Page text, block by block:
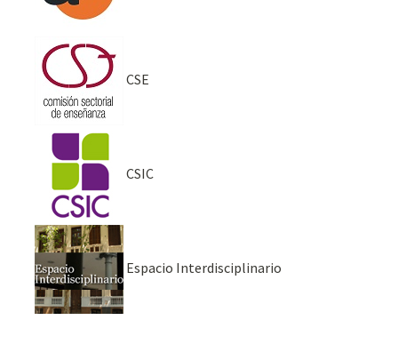
CSE
CSIC
Espacio Interdisciplinario